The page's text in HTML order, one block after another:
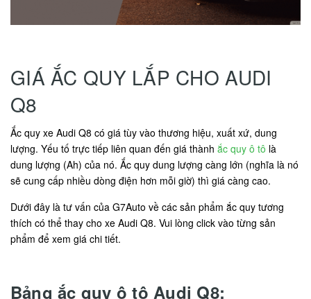
GIÁ ẮC QUY LẮP CHO AUDI
Q8
Ắc quy xe Audi Q8 có giá tùy vào thương hiệu, xuất xứ, dung
lượng. Yếu tố trực tiếp liên quan đến giá thành ắc quy ô tô là
dung lượng (Ah) của nó. Ắc quy dung lượng càng lớn (nghĩa là nó
sẽ cung cấp nhiều dòng điện hơn mỗi giờ) thì giá càng cao.
Dưới đây là tư vấn của G7Auto về các sản phẩm ắc quy tương
thích có thể thay cho xe Audi Q8. Vui lòng click vào từng sản
phẩm để xem giá chi tiết.
Bảng ắc quy ô tô Audi Q8: